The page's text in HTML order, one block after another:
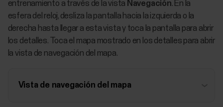
entrenamiento a través de la vista Navegación. En la
esfera del reloj, desliza la pantalla hacia la izquierda o la
derecha hasta llegar a esta vista y toca la pantalla para abrir
los detalles. Toca el mapa mostrado en los detalles para abrir
la vista de navegación del mapa.
Vista de navegación del mapa